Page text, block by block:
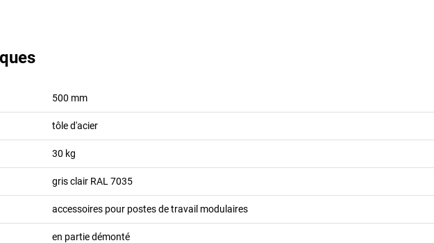
500 mm
tôle d'acier
30 kg
gris clair RAL 7035
accessoires pour postes de travail modulaires
en partie démonté